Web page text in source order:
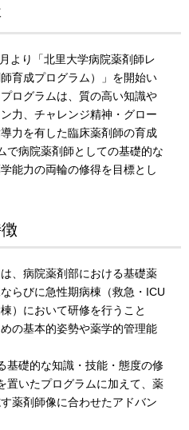
より「北里大学病院薬剤師レ
育成プログラム）」を開始い
ログラムは、質の高い知識や
力、チャレンジ精神・グロー
力を有した臨床薬剤師の育成
で病院薬剤師としての基礎的な
能力の両輪の修得を目標とし
、病院薬剤部における基礎薬
らびに急性期病棟（救急・ICU
）において研修を行うこと
の基本的姿勢や薬学的管理能
基礎的な知識・技能・態度の修
置いたプログラムに加えて、薬
薬剤師像に合わせたアドバン